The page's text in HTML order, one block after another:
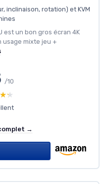
inclinaison, rotation) et KVM
est un bon gros écran 4K
usage mixte jeu +
/10
→